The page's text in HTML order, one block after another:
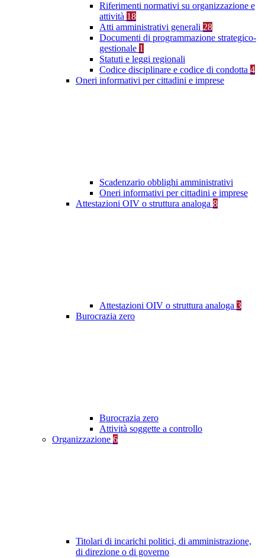
Riferimenti normativi su organizzazione e
attività 18
Atti amministrativi generali 28
Documenti di programmazione strategico-
gestionale 1
Statuti e leggi regionali
Codice disciplinare e codice di condotta 4
Oneri informativi per cittadini e imprese
Scadenzario obblighi amministrativi
Oneri informativi per cittadini e imprese
Attestazioni OIV o struttura analoga 8
Attestazioni OIV o struttura analoga 3
Burocrazia zero
Burocrazia zero
Attività soggette a controllo
Organizzazione 6
Titolari di incarichi politici, di amministrazione,
di direzione o di governo